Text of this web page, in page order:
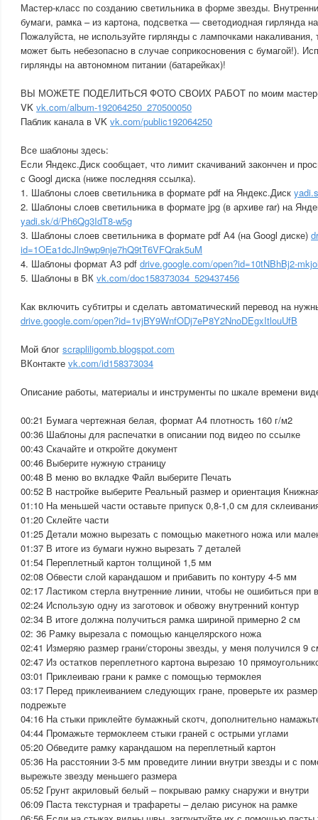
Мастер-класс по созданию светильника в форме звезды.
бумаги, рамка – из картона, подсветка — светодиодная гирлянда
Пожалуйста, не используйте гирлянды с лампочками накаливания,
может быть небезопасно в случае соприкосновения с бумагой!).
гирлянды на автономном питании (батарейках)!
ВЫ МОЖЕТЕ ПОДЕЛИТЬСЯ ФОТО СВОИХ РАБОТ по моим мастер-
VK vk.com/album-192064250_270500050
Паблик канала в VK vk.com/public192064250
Все шаблоны здесь:
Если Яндекс.Диск сообщает, что лимит скачиваний закончен и
с Googl диска (ниже последняя ссылка).
1. Шаблоны слоев светильника в формате pdf на Яндекс.Диск
2. Шаблоны слоев светильника в формате jpg (в архиве rar) на
yadi.sk/d/Ph6Qg3IdT8-w5g
3. Шаблоны слоев светильника в формате pdf А4 (на Googl диске)
id=1OEa1dcJln9wp9nje7hQ9tT6VFQrak5uM
4. Шаблоны формат А3 pdf drive.google.com/open?id=10tNBhBj2-
5. Шаблоны в ВК vk.com/doc158373034_529437456
Как включить субтитры и сделать автоматический перевод на
drive.google.com/open?id=1vjBY9WnfODj7eP8Y2NnoDEgxItlouUfB
Мой блог scrapliligomb.blogspot.com
ВКонтакте vk.com/id158373034
Описание работы, материалы и инструменты по шкале времени
00:21 Бумага чертежная белая, формат А4 плотность 160 г/м2
00:36 Шаблоны для распечатки в описании под видео по ссылке
00:43 Скачайте и откройте документ
00:46 Выберите нужную страницу
00:48 В меню во вкладке Файл выберите Печать
00:52 В настройке выберите Реальный размер и ориентация
01:10 На меньшей части оставьте припуск 0,8-1,0 см для
01:20 Склейте части
01:25 Детали можно вырезать с помощью макетного ножа или
01:37 В итоге из бумаги нужно вырезать 7 деталей
01:54 Переплетный картон толщиной 1,5 мм
02:08 Обвести слой карандашом и прибавить по контуру 4-5 мм
02:17 Ластиком стерла внутренние линии, чтобы не ошибиться при
02:24 Использую одну из заготовок и обвожу внутренний контур
02:34 В итоге должна получиться рамка шириной примерно 2 см
02: 36 Рамку вырезала с помощью канцелярского ножа
02:41 Измеряю размер грани/стороны звезды, у меня получился 9
02:47 Из остатков переплетного картона вырезаю 10
03:01 Приклеиваю грани к рамке с помощью термоклея
03:17 Перед приклеиванием следующих гране, проверьте их
подрежьте
04:16 На стыки приклейте бумажный скотч, дополнительно
04:44 Промажьте термоклеем стыки граней с острыми углами
05:20 Обведите рамку карандашом на переплетный картон
05:36 На расстоянии 3-5 мм проведите линии внутри звезды и с
вырежьте звезду меньшего размера
05:52 Грунт акриловый белый – покрываю рамку снаружи и внутри
06:09 Паста текстурная и трафареты – делаю рисунок на рамке